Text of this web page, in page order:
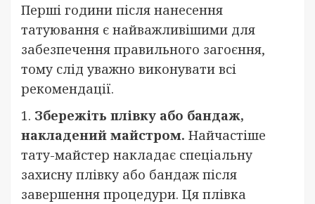
Перші години після нанесення
татуювання є найважливішими для
забезпечення правильного загоєння,
тому слід уважно виконувати всі
рекомендації.
1. Збережіть плівку або бандаж,
накладений майстром. Найчастіше
тату-майстер накладає спеціальну
захисну плівку або бандаж після
завершення процедури. Ця плівка